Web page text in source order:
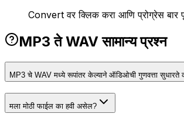
Convert वर क्लिक करा आणि प्रोग्रेस बार
MP3 ते WAV सामान्य प्रश्न
MP3 चे WAV मध्ये रूपांतर केल्याने ऑडिओची गुणवत्ता सुधारते
मला मोठी फाईल का हवी असेल?